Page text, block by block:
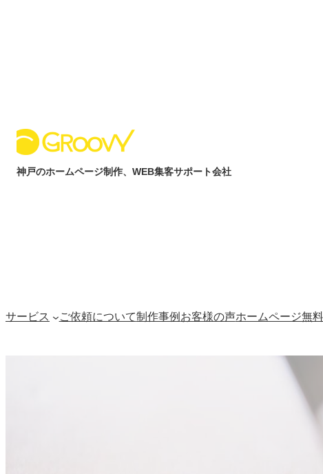
神戸のホームページ制作、WEB集客サポート会社
サービス ご依頼について制作事例 お客様の声ホームページ無